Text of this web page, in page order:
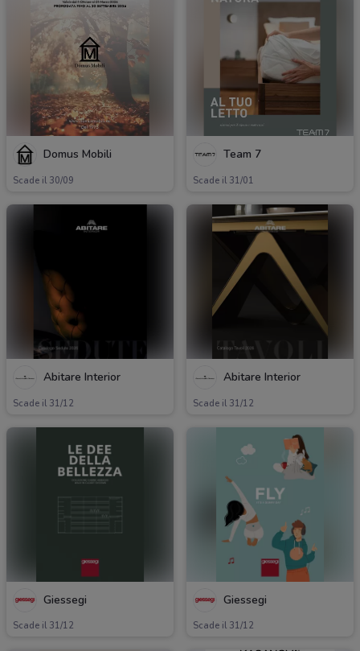
Domus Mobili
Scade il 30/09
Team 7
Scade il 31/01
Abitare Interior
Scade il 31/12
Abitare Interior
Scade il 31/12
Giessegi
Scade il 31/12
Giessegi
Scade il 31/12